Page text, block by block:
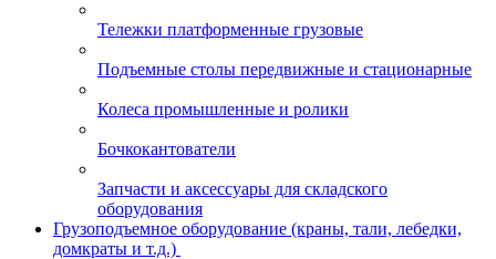
Тележки платформенные грузовые
Подъемные столы передвижные и стационарные
Колеса промышленные и ролики
Бочкокантователи
Запчасти и аксессуары для складского
оборудования
Грузоподъемное оборудование (краны, тали, лебедки,
домкраты и т.д.)